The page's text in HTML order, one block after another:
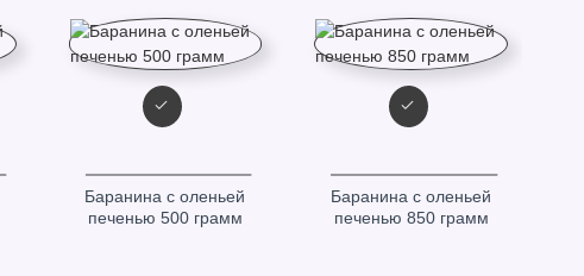
Баранина с оленьей
печенью 500 грамм
Баранина с оленьей
печенью 850 грамм